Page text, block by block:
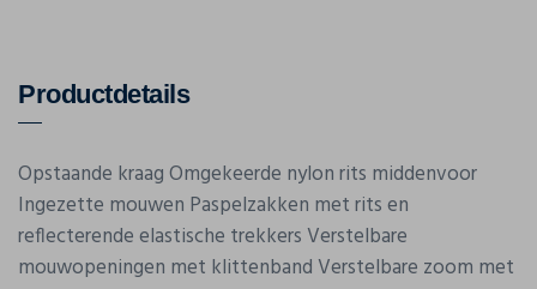
Productdetails
Opstaande kraag Omgekeerde nylon rits middenvoor
Ingezette mouwen Paspelzakken met rits en
reflecterende elastische trekkers Verstelbare
mouwopeningen met klittenband Verstelbare zoom met